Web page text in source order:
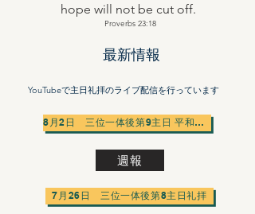
hope will not be cut off.
​Proverbs 23:18
​最新情報
YouTubeで主日礼拝のライブ配信を行っています
8月2日 三位一体後第9主日 平和聖日礼拝
週報
7月26日 三位一体後第8主日礼拝